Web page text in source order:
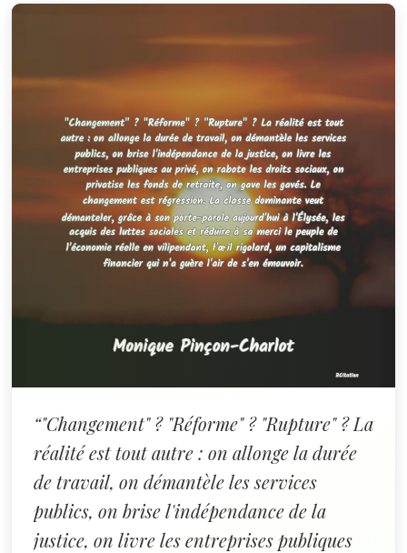
“"Changement" ? "Réforme" ? "Rupture" ? La
réalité est tout autre : on allonge la durée
de travail, on démantèle les services
publics, on brise l'indépendance de la
justice, on livre les entreprises publiques